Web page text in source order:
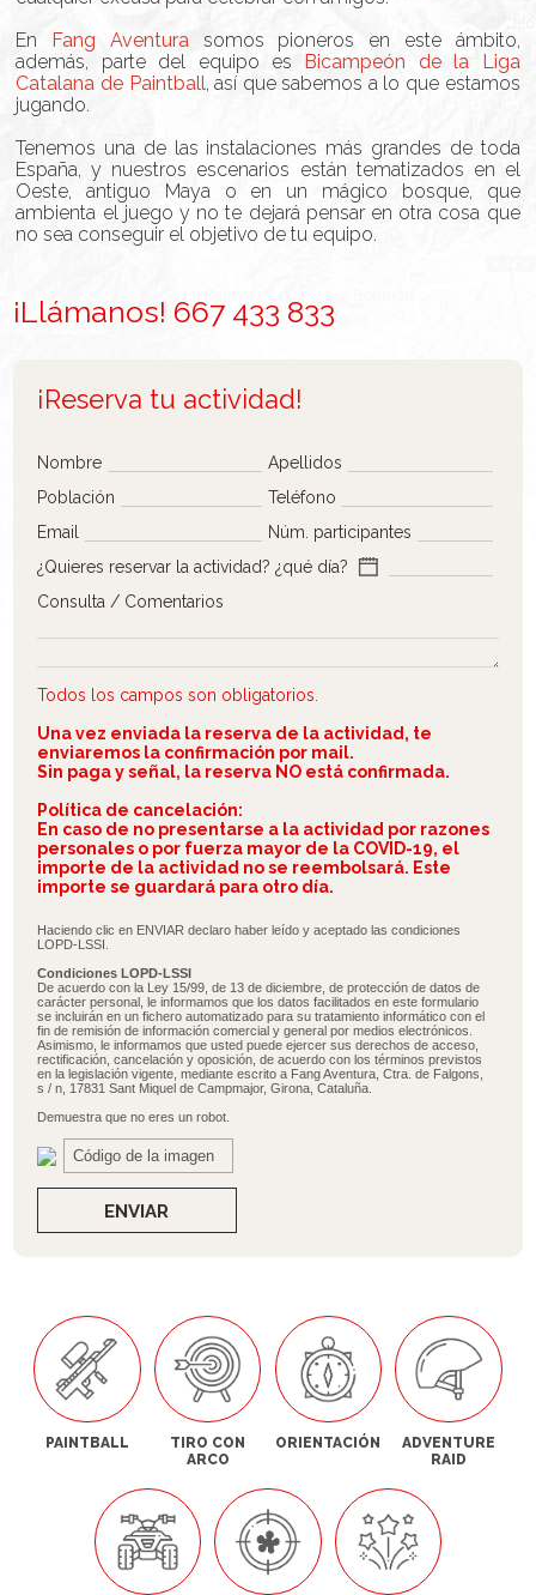
En Fang Aventurasomos pioneros en este ámbito,
además, parte del equipo es Bicampeón de la Liga
Catalana de Paintball, así que sabemos a lo que estamos
jugando.
Tenemos una de las instalaciones más grandes de toda
España, y nuestros escenarios están tematizados en el
Oeste, antiguo Maya o en un mágico bosque, que
ambienta el juego y no te dejará pensar en otra cosa que
no sea conseguir el objetivo de tu equipo.
¡Llámanos! 667 433 833
¡Reserva tu actividad!
Nombre
Población
Email
Apellidos
Teléfono
Núm. participantes
¿Quieres reservar la actividad? ¿qué día?
Consulta / Comentarios
Todos los campos son obligatorios.
Una vez enviada la reserva de la actividad, te
enviaremos la confirmación por mail.
Sin paga y señal, la reserva NO está confirmada.
Política de cancelación:
En caso de no presentarse a la actividad por razones
personales o por fuerza mayor de la COVID-19, el
importe de la actividad no se reembolsará. Este
importe se guardará para otro día.
Haciendo clic en ENVIAR declaro haber leído y aceptado las condiciones
LOPD-LSSI.
Condiciones LOPD-LSSI
De acuerdo con la Ley 15/99, de 13 de diciembre, de protección de datos de
carácter personal, le informamos que los datos facilitados en este formulario
se incluirán en un fichero automatizado para su tratamiento informático con el
fin de remisión de información comercial y general por medios electrónicos.
Asimismo, le informamos que usted puede ejercer sus derechos de acceso,
rectificación, cancelación y oposición, de acuerdo con los términos previstos
en la legislación vigente, mediante escrito a Fang Aventura, Ctra. de Falgons,
s / n, 17831 Sant Miquel de Campmajor, Girona, Cataluña.
Demuestra que no eres un robot.
ENVIAR
PAINTBALL
TIRO CON
ARCO
ORIENTACIÓN
ADVENTURE
RAID